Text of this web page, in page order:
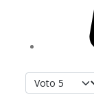
Por favor, vote